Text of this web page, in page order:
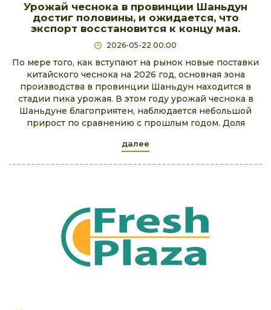
Урожай чеснока в провинции Шаньдун
достиг половины, и ожидается, что
экспорт восстановится к концу мая.
2026-05-22 00:00
По мере того, как вступают на рынок новые поставки
китайского чеснока на 2026 год, основная зона
производства в провинции Шаньдун находится в
стадии пика урожая. В этом году урожай чеснока в
Шаньдуне благоприятен, наблюдается небольшой
прирост по сравнению с прошлым годом. Доля
далее